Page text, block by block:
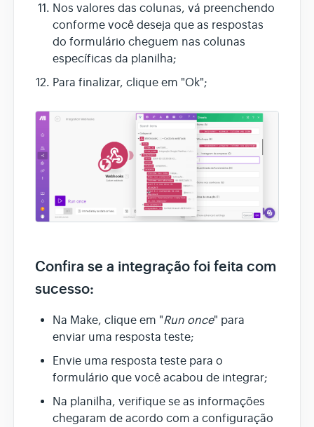
Nos valores das colunas, vá preenchendo
conforme você deseja que as respostas
do formulário cheguem nas colunas
específicas da planilha;
Para finalizar, clique em "Ok";
Confira se a integração foi feita com
sucesso:
Na Make, clique em "Run once" para
enviar uma resposta teste;
Envie uma resposta teste para o
formulário que você acabou de integrar;
Na planilha, verifique se as informações
chegaram de acordo com a configuração